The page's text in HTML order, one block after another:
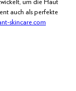
um die Haut
auch als perfekte
skincare.com